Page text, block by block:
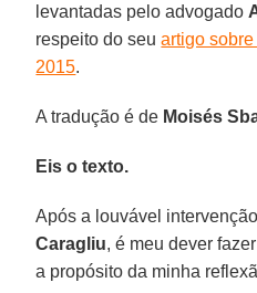
levantadas pelo advogado
respeito do seuartigo
2015.
A tradução é de Moisés
Eis o texto.
Após a louvável
Caragliu, é meu dever
a propósito da minha